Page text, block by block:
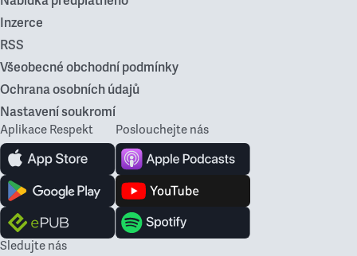
Inzerce
RSS
Všeobecné obchodní podmínky
Ochrana osobních údajů
Nastavení soukromí
Aplikace Respekt Poslouchejte nás
Sledujte nás